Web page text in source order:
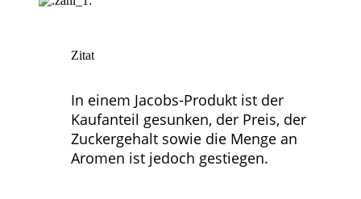
Zitat
In einem Jacobs-Produkt ist der
Kaufanteil gesunken, der Preis, der
Zuckergehalt sowie die Menge an
Aromen ist jedoch gestiegen.